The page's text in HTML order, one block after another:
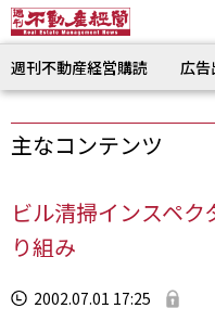
週刊不動産経営購読 広告
主なコンテンツ
ビル清掃インスペ
り組み
2002.07.01 17:25